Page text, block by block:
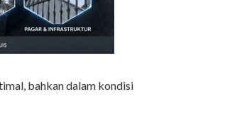
bahkan dalam kondisi